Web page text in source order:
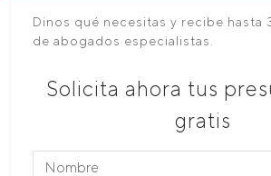
Dinos qué necesitas y recibe hasta
de abogados especialistas.
Solicita ahora tus
gratis